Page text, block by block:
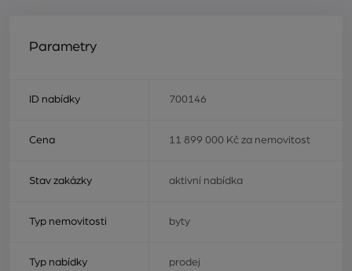
Parametry
ID nabídky 700146
Cena 11 899 000 Kč za nemovitost
Stav zakázky aktivní nabídka
Typ nemovitosti byty
Typ nabídky prodej